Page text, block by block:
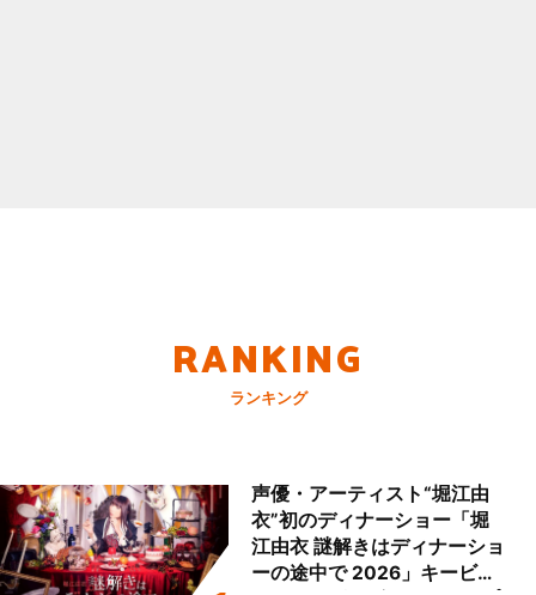
RANKING
ランキング
声優・アーティスト“堀江由
衣”初のディナーショー「堀
江由衣 謎解きはディナーショ
ーの途中で 2026」キービジ